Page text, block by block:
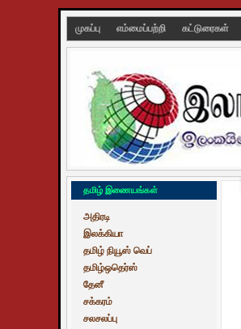
முகப்பு எம்மைப்பற்றி கட்டுரைகள்
தமிழ் இணையங்கள்
அதிரடி
இலக்கியா
தமிழ் நியூஸ் வெப்
தமிழ்ஒதெர்ஸ்
தேனீ
சக்கரம்
சலசலப்பு